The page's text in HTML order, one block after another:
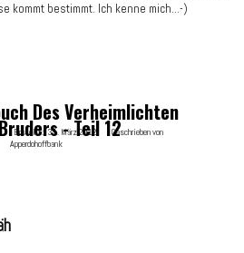
kommt bestimmt. Ich kenne mich...-)
Des Verheimlichten
- Teil 12
Erstellt: 31. März 2012
Geschrieben von
Apperdohoffbank